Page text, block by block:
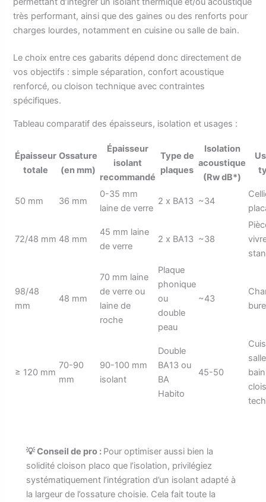
très performant, ainsi que des gaines ou des renforts pour
charges lourdes, notamment en cuisine ou salle de bain.
Le choix entre ces gabarits dépend donc directement de
vos objectifs : simple séparation, confort acoustique
renforcé, ou cloison technique avec contraintes
spécifiques.
Tableau comparatif des épaisseurs, isolation et usages :
Épaisseur
totale
Ossature
(en mm)
Épaisseur
isolant
recommandé
Type de
plaques
Isolation
acoustique
(Rw dB*)
50 mm 36 mm
0-35 mm
laine de verre
2 x BA13 ~34
72/48 mm 48 mm
45 mm laine
de verre
2 x BA13 ~38
98/48
mm
48 mm
70 mm laine
de verre ou
laine de
roche
Plaque
phonique
ou
double
peau
~43
≥ 120 mm
70-90
mm
90-100 mm
isolant
Double
BA13 ou
BA
Habito
45-50
💡 Conseil de pro : Pour optimiser aussi bien la
solidité cloison placo que l’isolation, privilégiez
systématiquement l’intégration d’un isolant adapté à
la largeur de l’ossature choisie. Cela fait toute la